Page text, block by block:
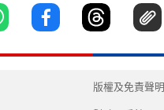
版權及免責聲明